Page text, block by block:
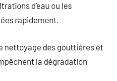
d’eau ou les
rapidement.
nettoyage des gouttières et
la dégradation